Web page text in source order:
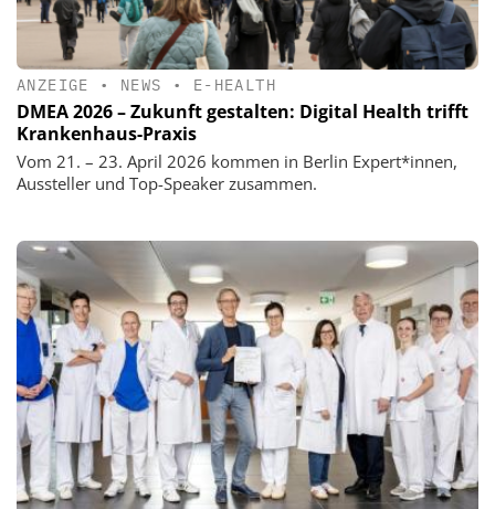
ANZEIGE • NEWS • E-HEALTH
DMEA 2026 – Zukunft gestalten: Digital Health trifft
Krankenhaus-Praxis
Vom 21. – 23. April 2026 kommen in Berlin Expert*innen,
Aussteller und Top-Speaker zusammen.